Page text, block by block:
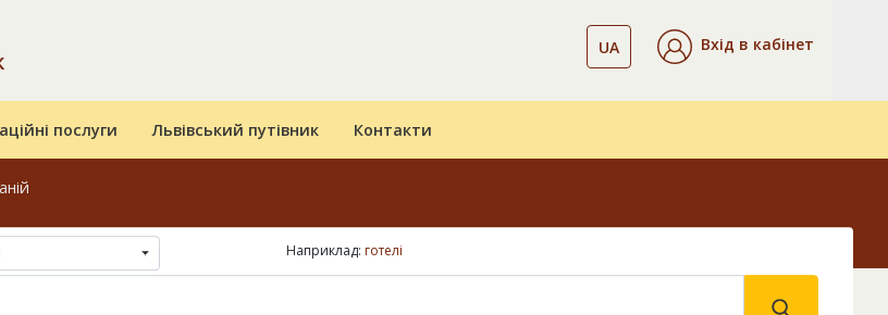
UA Вхід в кабінет
послуги Львівський путівник Контакти
Наприклад: готелі